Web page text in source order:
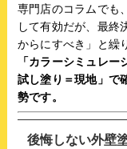
専門店のコラムでも
して有効だが、最終
からにすべき」と繰
「カラーシミュレ
試し塗り＝現地」で
勢です。
後悔しない外壁